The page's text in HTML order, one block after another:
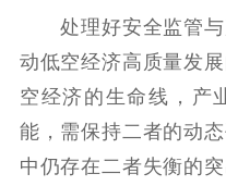
哲
社科强省
江苏文脉
新
处理好安全监管与
动低空经济高质量发
空经济的生命线，产
能，需保持二者的动
中仍存在二者失衡的